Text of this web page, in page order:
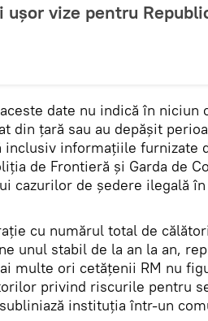
vize pentru
date nu indică în niciun
din țară sau au depășit
informațiile furnizate
de Frontieră și Garda de
cazurilor de ședere ilegală în
cu numărul total de
unul stabil de la an la an,
multe ori cetățenii RM nu
privind riscurile pentru
instituţia într-un